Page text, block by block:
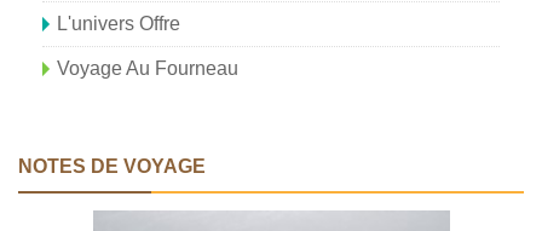
L'univers Offre
Voyage Au Fourneau
NOTES DE VOYAGE